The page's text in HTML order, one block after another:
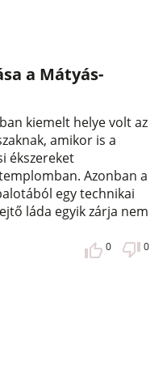
a Mátyás-
kiemelt helye volt az
amikor is a
ékszereket
Azonban a
egy technikai
láda egyik zárja nem
0 0